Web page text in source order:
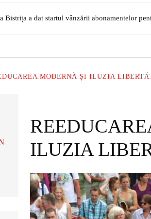
a dat startul vânzării abonamentelor
dedicată patrimoniului sașilor transilvăneni la
MODERNĂ ȘI ILUZIA
ILUZIA